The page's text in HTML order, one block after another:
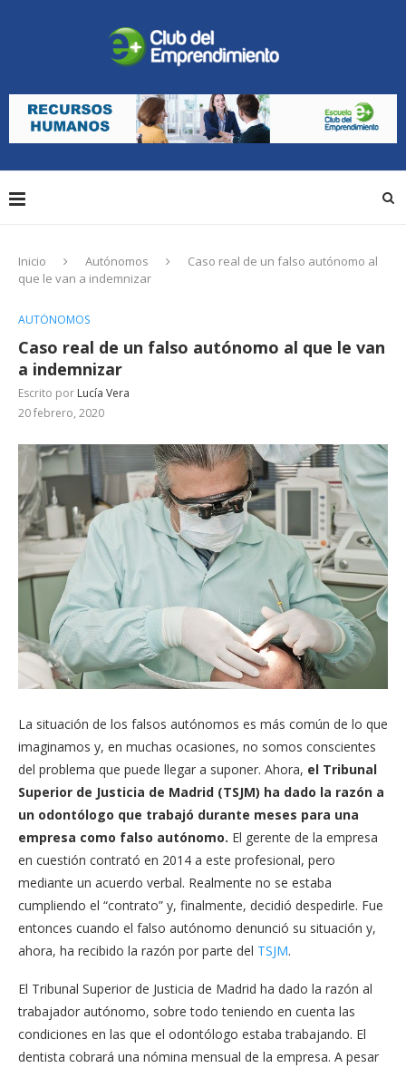
Inicio Autónomos
Caso real de un falso autónomo al
que le van a indemnizar
AUTÓNOMOS
Caso real de un falso autónomo al que le van
a indemnizar
Escrito por Lucía Vera
20 febrero, 2020
La situación de los falsos autónomos es más común de lo que
imaginamos y, en muchas ocasiones, no somos conscientes
del problema que puede llegar a suponer. Ahora, el Tribunal
Superior de Justicia de Madrid (TSJM) ha dado la razón a
un odontólogo que trabajó durante meses para una
empresa como falso autónomo. El gerente de la empresa
en cuestión contrató en 2014 a este profesional, pero
mediante un acuerdo verbal. Realmente no se estaba
cumpliendo el “contrato” y, finalmente, decidió despedirle. Fue
entonces cuando el falso autónomo denunció su situación y,
ahora, ha recibido la razón por parte del TSJM.
El Tribunal Superior de Justicia de Madrid ha dado la razón al
trabajador autónomo, sobre todo teniendo en cuenta las
condiciones en las que el odontólogo estaba trabajando. El
dentista cobrará una nómina mensual de la empresa. A pesar